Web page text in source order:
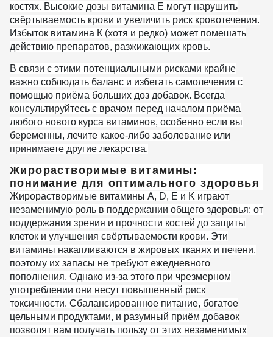
костях. Высокие дозы витамина Е могут нарушить
свёртываемость крови и увеличить риск кровотечения.
Избыток витамина К (хотя и редко) может помешать
действию препаратов, разжижающих кровь.
В связи с этими потенциальными рисками крайне
важно соблюдать баланс и избегать самолечения с
помощью приёма больших доз добавок. Всегда
консультируйтесь с врачом перед началом приёма
любого нового курса витаминов, особенно если вы
беременны, лечите какое-либо заболевание или
принимаете другие лекарства.
Жирорастворимые витамины:
понимание для оптимального здоровья
Жирорастворимые витамины A, D, E и K играют
незаменимую роль в поддержании общего здоровья: от
поддержания зрения и прочности костей до защиты
клеток и улучшения свёртываемости крови. Эти
витамины накапливаются в жировых тканях и печени,
поэтому их запасы не требуют ежедневного
пополнения. Однако из-за этого при чрезмерном
употреблении они несут повышенный риск
токсичности. Сбалансированное питание, богатое
цельными продуктами, и разумный приём добавок
позволят вам получать пользу от этих незаменимых